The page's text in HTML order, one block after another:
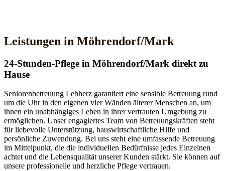
Leistungen in Möhrendorf/Mark
24-Stunden-Pflege in Möhrendorf/Mark direkt zu
Hause
Seniorenbetreuung Lebherz garantiert eine sensible Betreuung rund
um die Uhr in den eigenen vier Wänden älterer Menschen an, um
ihnen ein unabhängiges Leben in ihrer vertrauten Umgebung zu
ermöglichen. Unser engagiertes Team von Betreuungskräften steht
für liebevolle Unterstützung, hauswirtschaftliche Hilfe und
persönliche Zuwendung. Bei uns steht eine umfassende Betreuung
im Mittelpunkt, die die individuellen Bedürfnisse jedes Einzelnen
achtet und die Lebensqualität unserer Kunden stärkt. Sie können auf
unsere professionelle und herzliche Pflege vertrauen.